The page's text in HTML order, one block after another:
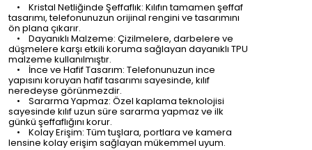
• Kristal Netliğinde Şeffaflık: Kılıfın tamamen şeffaf
tasarımı, telefonunuzun orijinal rengini ve tasarımını
ön plana çıkarır.
• Dayanıklı Malzeme: Çizilmelere, darbelere ve
düşmelere karşı etkili koruma sağlayan dayanıklı TPU
malzeme kullanılmıştır.
• İnce ve Hafif Tasarım: Telefonunuzun ince
yapısını koruyan hafif tasarımı sayesinde, kılıf
neredeyse görünmezdir.
• Sararma Yapmaz: Özel kaplama teknolojisi
sayesinde kılıf uzun süre sararma yapmaz ve ilk
günkü şeffaflığını korur.
• Kolay Erişim: Tüm tuşlara, portlara ve kamera
lensine kolay erişim sağlayan mükemmel uyum.